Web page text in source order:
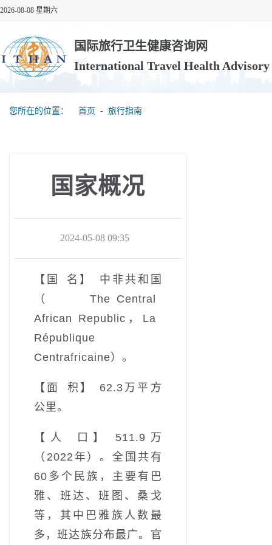
2026-08-08 星期六
国际旅行卫生健康咨询网
International Travel Health
您所在的位置： 首页 ‐ 旅行指南
国家概况
2024-05-08 09:35
【国 名】 中非共和国
（The Central
African Republic，La
République
Centrafricaine）。
【面 积】 62.3万平方
公里。
【人 口】 511.9万
（2022年）。全国共有
60多个民族，主要有巴
雅、班达、班图、桑戈
等，其中巴雅族人数最
多，班达族分布最广。官